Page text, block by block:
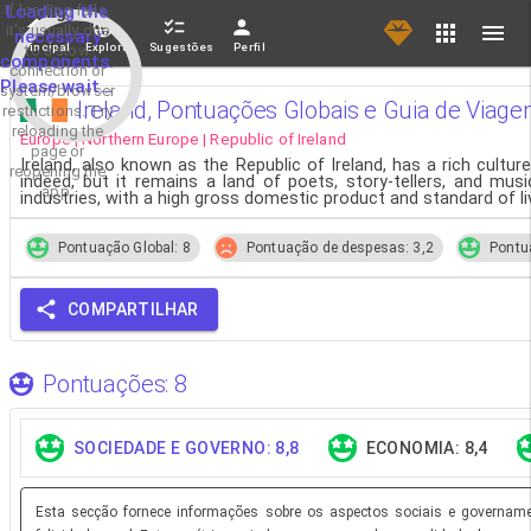
Loading the
necessary
components.
Please wait...
If loading fails,
it's usually due
to a slow
connection or
system/browser
restrictions. Try
reloading the
page or
reopening the
app.
Principal Explorar Sugestões Perfil
Ireland, Pontuações Globais e Guia de
Europe | Northern Europe | Republic of Ireland
Ireland, also known as the Republic of Ireland, has a rich
indeed, but it remains a land of poets, story-tellers, and
industries, with a high gross domestic product and standard of
Pontuação Global: 8 Pontuação de despesas: 3,2
COMPARTILHAR
Pontuações: 8
SOCIEDADE E GOVERNO: 8,8 ECONOMIA: 8,4
Esta secção fornece informações sobre os aspectos sociais e